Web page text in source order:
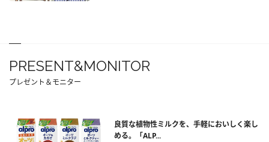
PRESENT&MONITOR
プレゼント＆モニター
良質な植物性ミルクを、手軽においしく楽し
める。「ALP...